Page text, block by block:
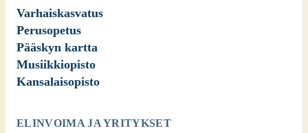
Varhaiskasvatus
Perusopetus
Pääskyn kartta
Musiikkiopisto
Kansalaisopisto
ELINVOIMA JA YRITYKSET